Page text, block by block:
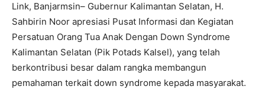
Link, Banjarmsin– Gubernur Kalimantan Selatan, H.
Sahbirin Noor apresiasi Pusat Informasi dan Kegiatan
Persatuan Orang Tua Anak Dengan Down Syndrome
Kalimantan Selatan (Pik Potads Kalsel), yang telah
berkontribusi besar dalam rangka membangun
pemahaman terkait down syndrome kepada masyarakat.